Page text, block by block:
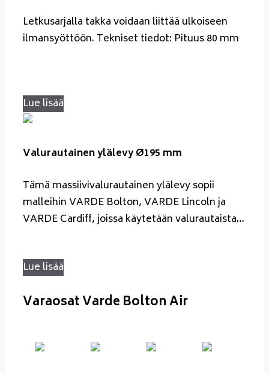
Letkusarjalla takka voidaan liittää ulkoiseen
ilmansyöttöön. Tekniset tiedot: Pituus 80 mm
Lue lisää
Valurautainen ylälevy Ø195 mm
Tämä massiivivalurautainen ylälevy sopii
malleihin VARDE Bolton, VARDE Lincoln ja
VARDE Cardiff, joissa käytetään valurautaista…
Lue lisää
Varaosat Varde Bolton Air